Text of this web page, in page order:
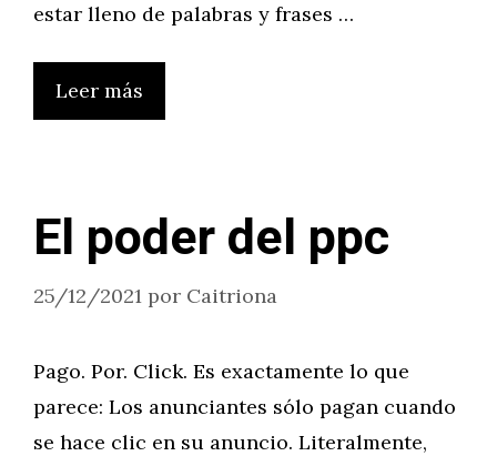
estar lleno de palabras y frases …
Leer más
El poder del ppc
25/12/2021 por Caitriona
Pago. Por. Click. Es exactamente lo que
parece: Los anunciantes sólo pagan cuando
se hace clic en su anuncio. Literalmente,